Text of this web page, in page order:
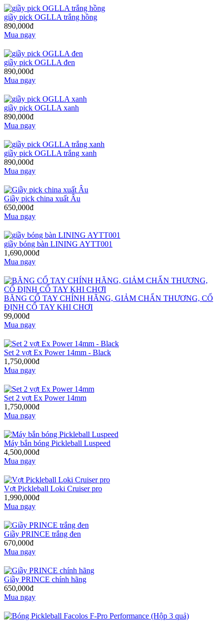
giầy pick OGLLA trắng hồng
890,000đ
Mua ngay
giầy pick OGLLA đen
890,000đ
Mua ngay
giầy pick OGLLA xanh
890,000đ
Mua ngay
giầy pick OGLLA trắng xanh
890,000đ
Mua ngay
Giầy pick china xuất Âu
650,000đ
Mua ngay
giầy bóng bàn LINING AYTT001
1,690,000đ
Mua ngay
BĂNG CỔ TAY CHÍNH HÃNG, GIẢM CHẤN THƯƠNG, CỐ
ĐỊNH CỔ TAY KHI CHƠI
99,000đ
Mua ngay
Set 2 vợt Ex Power 14mm - Black
1,750,000đ
Mua ngay
Set 2 vợt Ex Power 14mm
1,750,000đ
Mua ngay
Máy bắn bóng Pickleball Luspeed
4,500,000đ
Mua ngay
Vợt Pickleball Loki Cruiser pro
1,990,000đ
Mua ngay
Giầy PRINCE trắng đen
670,000đ
Mua ngay
Giầy PRINCE chính hãng
650,000đ
Mua ngay